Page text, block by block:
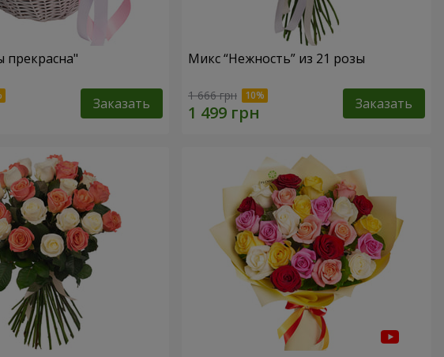
прекрасна"
Заказать
Микс “Нежность” из 21 розы
1 666 грн Заказать